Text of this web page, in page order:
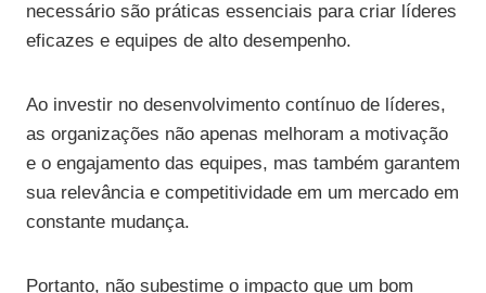
necessário são práticas essenciais para criar líderes
eficazes e equipes de alto desempenho.
Ao investir no desenvolvimento contínuo de líderes,
as organizações não apenas melhoram a motivação
e o engajamento das equipes, mas também garantem
sua relevância e competitividade em um mercado em
constante mudança.
Portanto, não subestime o impacto que um bom